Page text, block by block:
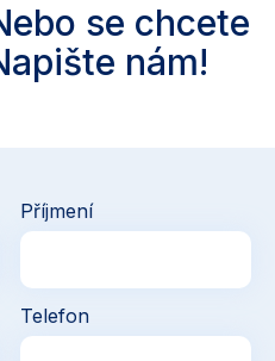
se chcete
nám!
Příjmení
Telefon